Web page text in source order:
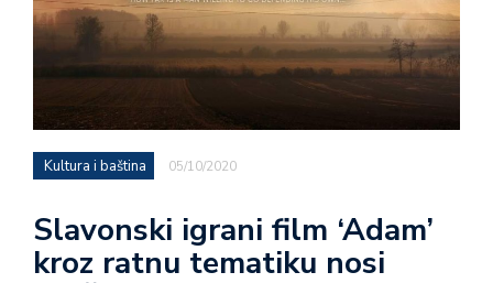
Kultura i baština 05/10/2020
Slavonski igrani film ‘Adam’
kroz ratnu tematiku nosi